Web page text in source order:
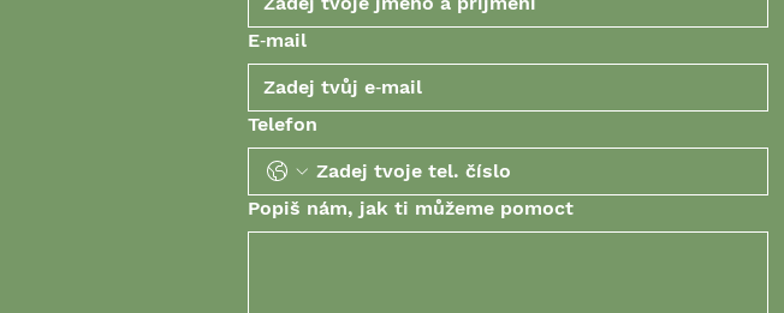
E‑mail
Telefon
Popiš nám, jak ti můžeme pomoct